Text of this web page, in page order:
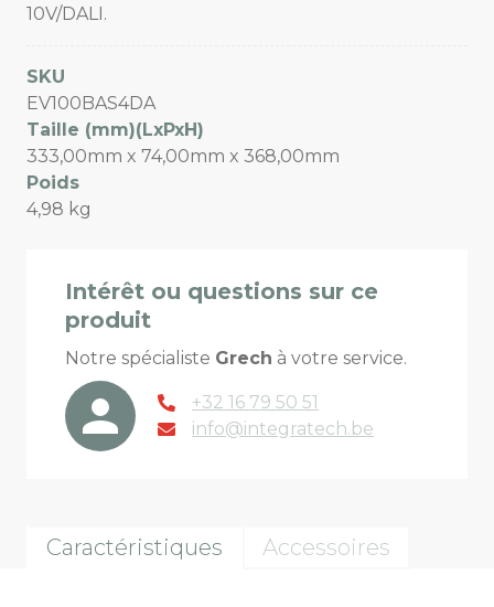
10V/DALI.
SKU
EV100BAS4DA
Taille (mm)(LxPxH)
333,00mm x 74,00mm x 368,00mm
Poids
4,98 kg
Intérêt ou questions sur ce
produit
Notre spécialiste Grech à votre service.
+32 16 79 50 51
info@integratech.be
Caractéristiques Accessoires